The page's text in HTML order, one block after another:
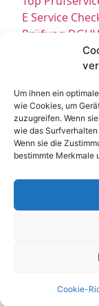
Um ihnen ein
wie Cookies, um
zuzugreifen. Wenn
wie das
Wenn sie die
bestimmte Merkmale
Cookie-
E Service
Prüfung
Prüfung